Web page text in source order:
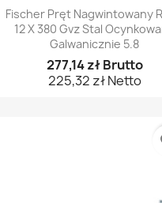
Szybki podgląd
Fischer Pręt Nagwintowany
12 X 380 Gvz Stal
Galwanicznie 5.8
277,14 zł Brutto
225,32 zł Netto